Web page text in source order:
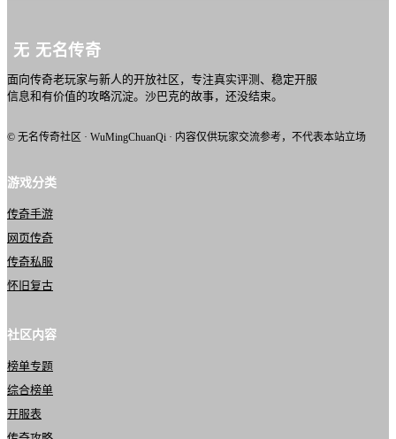
无 无名传奇
面向传奇老玩家与新人的开放社区，专注真实评测、稳定开服
信息和有价值的攻略沉淀。沙巴克的故事，还没结束。
© 无名传奇社区 · WuMingChuanQi · 内容仅供玩家交流参考，不代表本站立场
游戏分类
传奇手游
网页传奇
传奇私服
怀旧复古
社区内容
榜单专题
综合榜单
开服表